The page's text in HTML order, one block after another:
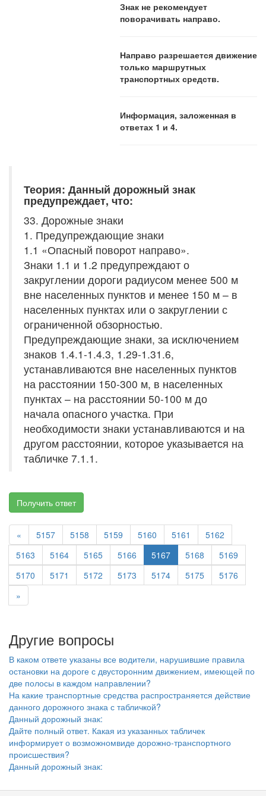
Знак не рекомендует
поворачивать направо.
Направо разрешается движение
только маршрутных
транспортных средств.
Информация, заложенная в
ответах 1 и 4.
Теория: Данный дорожный знак
предупреждает, что:
33. Дорожные знаки
1. Предупреждающие знаки
1.1 «Опасный поворот направо».
Знаки 1.1 и 1.2 предупреждают о
закруглении дороги радиусом менее 500 м
вне населенных пунктов и менее 150 м – в
населенных пунктах или о закруглении с
ограниченной обзорностью.
Предупреждающие знаки, за исключением
знаков 1.4.1-1.4.3, 1.29-1.31.6,
устанавливаются вне населенных пунктов
на расстоянии 150-300 м, в населенных
пунктах – на расстоянии 50-100 м до
начала опасного участка. При
необходимости знаки устанавливаются и на
другом расстоянии, которое указывается на
табличке 7.1.1.
Получить ответ
« 5157 5158 5159 5160 5161
5162
5163
5164 5165 5166 5167 5168
5169
5170
5171 5172 5173 5174 5175
5176
»
Другие вопросы
В каком ответе указаны все водители, нарушившие правила
остановки на дороге с двусторонним движением, имеющей по
две полосы в каждом направлении?
На какие транспортные средства распространяется действие
данного дорожного знака с табличкой?
Данный дорожный знак:
Дайте полный ответ. Какая из указанных табличек
информирует о возможномвиде дорожно-транспортного
происшествия?
Данный дорожный знак: